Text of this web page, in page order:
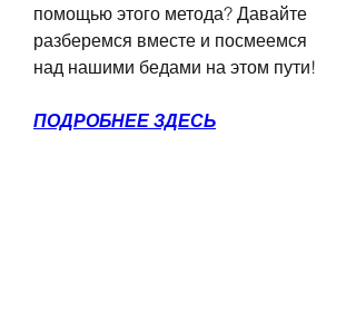
помощью этого метода? Давайте
разберемся вместе и посмеемся
над нашими бедами на этом пути!
ПОДРОБНЕЕ ЗДЕСЬ